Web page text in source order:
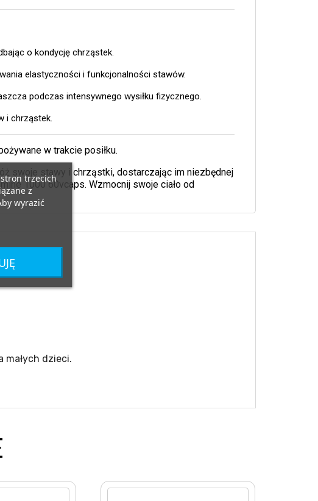
o kondycję chrząstek.
elastyczności i funkcjonalności stawów.
podczas intensywnego wysiłku fizycznego.
i chrząstek.
w trakcie posiłku.
swoje stawy i chrząstki, dostarczając im niezbędnej
1000 60vcaps. Wzmocnij swoje ciało od
dzieci.
trzecich
z
wyrazić